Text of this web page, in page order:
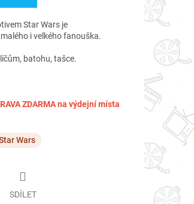
Star Wars je
i velkého fanouška.
batohu, tašce.
ZDARMA na výdejní místa
Wars
SDÍLET